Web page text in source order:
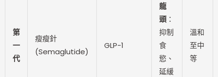
第
一
代
瘦瘦針
(Semaglutide)
GLP-1
龍
頭 ：
抑制
食
慾、
延緩
溫和
至中
等